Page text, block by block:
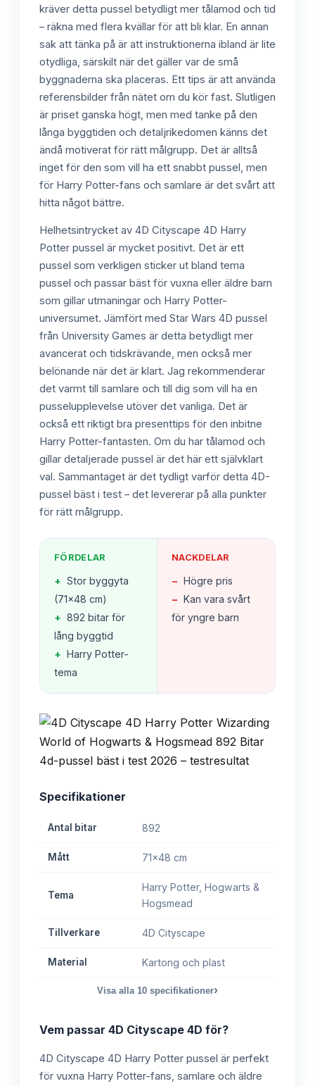
kräver detta pussel betydligt mer tålamod och tid
– räkna med flera kvällar för att bli klar. En annan
sak att tänka på är att instruktionerna ibland är lite
otydliga, särskilt när det gäller var de små
byggnaderna ska placeras. Ett tips är att använda
referensbilder från nätet om du kör fast. Slutligen
är priset ganska högt, men med tanke på den
långa byggtiden och detaljrikedomen känns det
ändå motiverat för rätt målgrupp. Det är alltså
inget för den som vill ha ett snabbt pussel, men
för Harry Potter-fans och samlare är det svårt att
hitta något bättre.
Helhetsintrycket av 4D Cityscape 4D Harry
Potter pussel är mycket positivt. Det är ett
pussel som verkligen sticker ut bland tema
pussel och passar bäst för vuxna eller äldre barn
som gillar utmaningar och Harry Potter-
universumet. Jämfört med Star Wars 4D pussel
från University Games är detta betydligt mer
avancerat och tidskrävande, men också mer
belönande när det är klart. Jag rekommenderar
det varmt till samlare och till dig som vill ha en
pusselupplevelse utöver det vanliga. Det är
också ett riktigt bra presenttips för den inbitne
Harry Potter-fantasten. Om du har tålamod och
gillar detaljerade pussel är det här ett självklart
val. Sammantaget är det tydligt varför detta 4D-
pussel bäst i test – det levererar på alla punkter
för rätt målgrupp.
FÖRDELAR
+ Stor byggyta
(71x48 cm)
+ 892 bitar för
lång byggtid
+ Harry Potter-
tema
NACKDELAR
− Högre pris
− Kan vara svårt
för yngre barn
Specifikationer
Antal bitar 892
Mått 71x48 cm
Tema
Harry Potter, Hogwarts &
Hogsmead
Tillverkare 4D Cityscape
Material Kartong och plast
Visa alla 10 specifikationer›
Vem passar 4D Cityscape 4D för?
4D Cityscape 4D Harry Potter pussel är perfekt
för vuxna Harry Potter-fans, samlare och äldre